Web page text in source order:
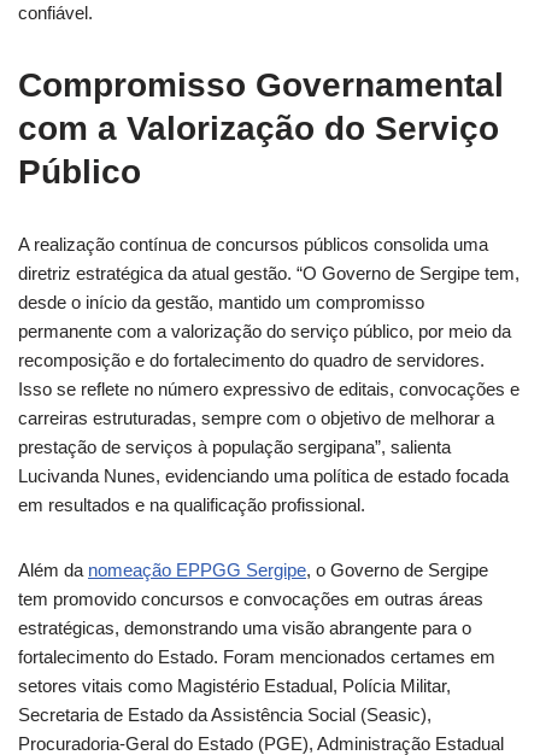
confiável.
Compromisso Governamental
com a Valorização do Serviço
Público
A realização contínua de concursos públicos consolida uma
diretriz estratégica da atual gestão. “O Governo de Sergipe tem,
desde o início da gestão, mantido um compromisso
permanente com a valorização do serviço público, por meio da
recomposição e do fortalecimento do quadro de servidores.
Isso se reflete no número expressivo de editais, convocações e
carreiras estruturadas, sempre com o objetivo de melhorar a
prestação de serviços à população sergipana”, salienta
Lucivanda Nunes, evidenciando uma política de estado focada
em resultados e na qualificação profissional.
Além da nomeação EPPGG Sergipe, o Governo de Sergipe
tem promovido concursos e convocações em outras áreas
estratégicas, demonstrando uma visão abrangente para o
fortalecimento do Estado. Foram mencionados certames em
setores vitais como Magistério Estadual, Polícia Militar,
Secretaria de Estado da Assistência Social (Seasic),
Procuradoria-Geral do Estado (PGE), Administração Estadual